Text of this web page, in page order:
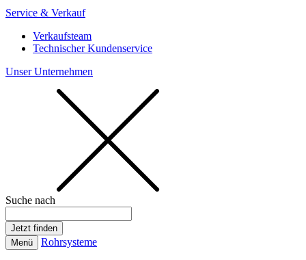
Service & Verkauf
Verkaufsteam
Technischer Kundenservice
Unser Unternehmen
Suche nach
Menü Rohrsysteme